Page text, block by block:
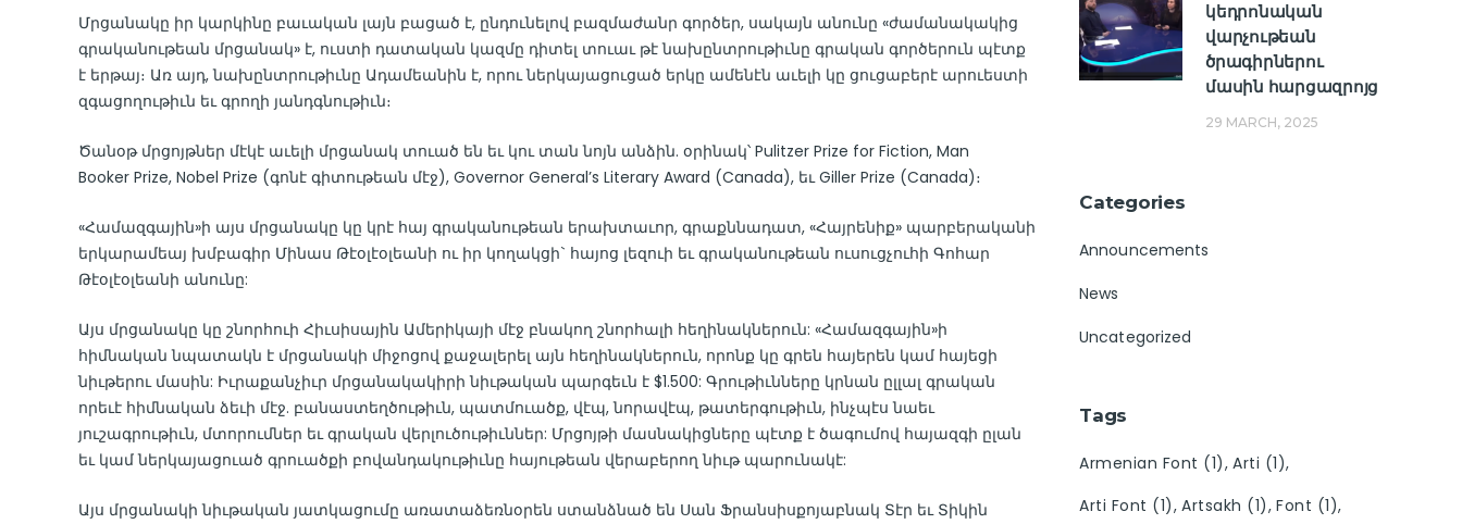
Մրցանակը իր կարկինը բաւական լայն բացած է, ընդունելով բազմաժանր գործեր, սակայն անունը «ժամանակակից
գրականութեան մրցանակ» է, ուստի դատական կազմը դիտել տուաւ թէ նախընտրութիւնը գրական գործերուն պէտք
է երթայ։ Առ այդ, նախընտրութիւնը Ադամեանին է, որու ներկայացուցած երկը ամենէն աւելի կը ցուցաբերէ արուեստի
զգացողութիւն եւ գրողի յանդգնութիւն։
Ծանօթ մրցոյթներ մէկէ աւելի մրցանակ տուած են եւ կու տան նոյն անձին. օրինակ՝ Pulitzer Prize for Fiction, Man
Booker Prize, Nobel Prize (գոնէ գիտութեան մէջ), Governor General’s Literary Award (Canada), եւ Giller Prize (Canada)։
«Համազգային»ի այս մրցանակը կը կրէ հայ գրականութեան երախտաւոր, գրաքննադատ, «Հայրենիք» պարբերականի
երկարամեայ խմբագիր Մինաս Թէօլէօլեանի ու իր կողակցի` հայոց լեզուի եւ գրականութեան ուսուցչուհի Գոհար
Թէօլէօլեանի անունը:
Այս մրցանակը կը շնորհուի Հիւսիսային Ամերիկայի մէջ բնակող շնորհալի հեղինակներուն: «Համազգային»ի
հիմնական նպատակն է մրցանակի միջոցով քաջալերել այն հեղինակներուն, որոնք կը գրեն հայերեն կամ հայեցի
նիւթերու մասին: Իւրաքանչիւր մրցանակակիրի նիւթական պարգեւն է $1.500: Գրութիւնները կրնան ըլլալ գրական
որեւէ հիմնական ձեւի մէջ. բանաստեղծութիւն, պատմուածք, վէպ, նորավէպ, թատերգութիւն, ինչպէս նաեւ
յուշագրութիւն, մտորումներ եւ գրական վերլուծութիւններ: Մրցոյթի մասնակիցները պէտք է ծագումով հայազգի ըլան
եւ կամ ներկայացուած գրուածքի բովանդակութիւնը հայութեան վերաբերող նիւթ պարունակէ:
Այս մրցանակի նիւթական յատկացումը առատաձեռնօրեն ստանձնած են Սան Ֆրանսիսքոյաբնակ Տէր եւ Տիկին
կեդրոնական
վարչութեան
ծրագիրներու
մասին հարցազրոյց
29 MARCH, 2025
Categories
Announcements
News
Uncategorized
Tags
Armenian Font (1) Arti (1)
Arti Font (1) Artsakh (1) Font (1)